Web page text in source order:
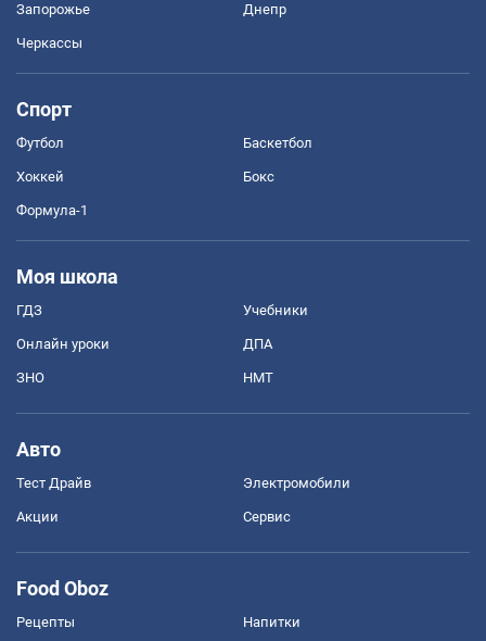
Запорожье Днепр
Черкассы
Спорт
Футбол Баскетбол
Хоккей Бокс
Формула-1
Моя школа
ГДЗ Учебники
Онлайн уроки ДПА
ЗНО НМТ
Авто
Тест Драйв Электромобили
Акции Сервис
Food Oboz
Рецепты Напитки